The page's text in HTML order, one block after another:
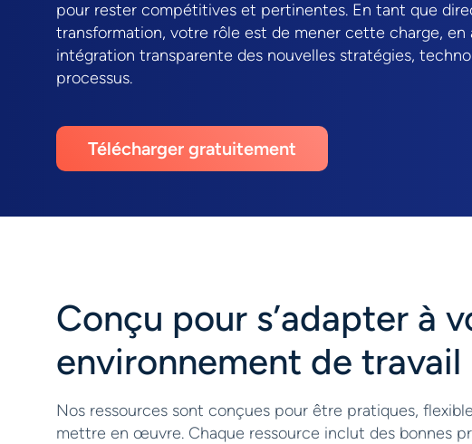
pour rester compétitives et pertinentes. En tant que
transformation, votre rôle est de mener cette charge, en
intégration transparente des nouvelles stratégies,
processus.
Télécharger gratuitement
Conçu pour s’adapter à
environnement de travail
Nos ressources sont conçues pour être pratiques,
mettre en œuvre. Chaque ressource inclut des bonnes